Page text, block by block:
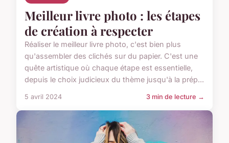
Meilleur livre photo : les étapes
de création à respecter
Réaliser le meilleur livre photo, c'est bien plus
qu'assembler des clichés sur du papier. C'est une
quête artistique où chaque étape est essentielle,
depuis le choix judicieux du thème jusqu'à la prép...
5 avril 2024 3 min de lecture →